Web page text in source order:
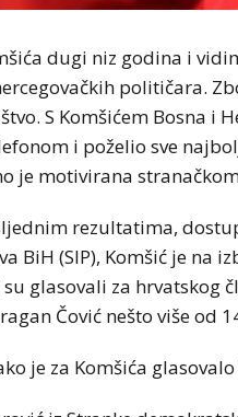
dugi niz godina i
političara.
S Komšićem Bosna i
i poželio sve
je motivirana
rezultatima,
BiH (SIP), Komšić je na
glasovali za hrvatskog
Čović nešto više od
je za Komšića